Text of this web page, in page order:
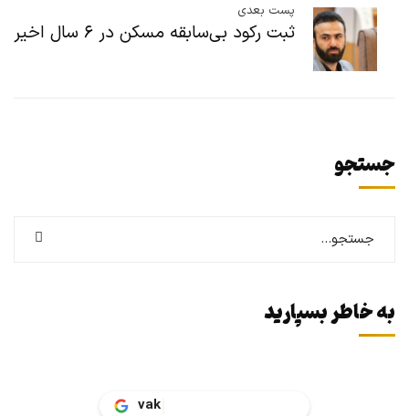
پست بعدی
ثبت رکود بی‌سابقه مسکن در ۶ سال اخیر
جستجو
به خاطر بسپارید